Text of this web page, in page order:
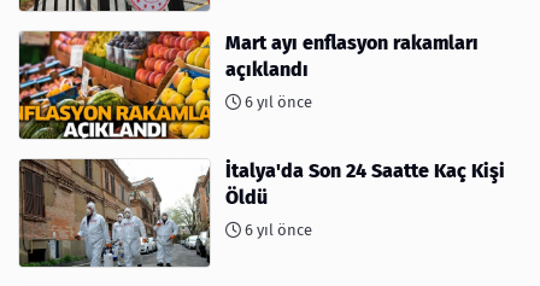
Mart ayı enflasyon rakamları
açıklandı
6 yıl önce
İtalya'da Son 24 Saatte Kaç Kişi
Öldü
6 yıl önce